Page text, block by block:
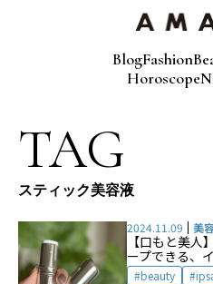
BlogFashion
Horoscope
TAG
スティック美容液
2024.11.09 美
【口もと美人
ープできる、
natubeauty